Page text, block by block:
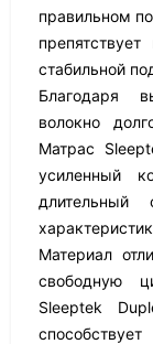
правильном
стабильной
Благодаря
волокно
Матрас
усиленный
Материал
свободную
Sleeptek